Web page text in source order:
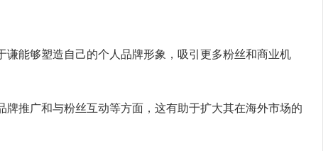
能够塑造自己的个人品牌形象，吸引更多粉丝和商业机
推广和与粉丝互动等方面，这有助于扩大其在海外市场的